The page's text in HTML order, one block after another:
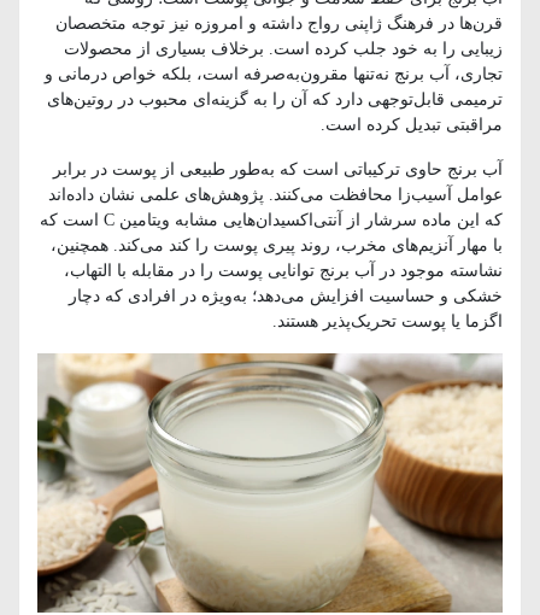
قرن‌ها در فرهنگ ژاپنی رواج داشته و امروزه نیز توجه متخصصان
زیبایی را به خود جلب کرده است. برخلاف بسیاری از محصولات
تجاری، آب برنج نه‌تنها مقرون‌به‌صرفه است، بلکه خواص درمانی و
ترمیمی قابل‌توجهی دارد که آن را به گزینه‌ای محبوب در روتین‌های
مراقبتی تبدیل کرده است.
آب برنج حاوی ترکیباتی است که به‌طور طبیعی از پوست در برابر
عوامل آسیب‌زا محافظت می‌کنند. پژوهش‌های علمی نشان داده‌اند
که این ماده سرشار از آنتی‌اکسیدان‌هایی مشابه ویتامین C است که
با مهار آنزیم‌های مخرب، روند پیری پوست را کند می‌کند. همچنین،
نشاسته موجود در آب برنج توانایی پوست را در مقابله با التهاب،
خشکی و حساسیت افزایش می‌دهد؛ به‌ویژه در افرادی که دچار
اگزما یا پوست تحریک‌پذیر هستند.